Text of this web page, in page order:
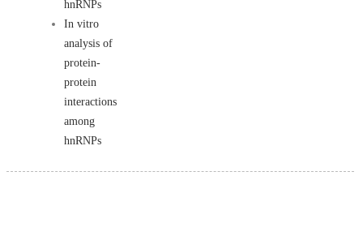
hnRNPs
In vitro
analysis of
protein-
protein
interactions
among
hnRNPs